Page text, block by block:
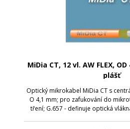
MiDia CT, 12 vl. AW FLEX,
plášť
Optický mikrokabel MiDia CT s
O 4,1 mm; pro zafukování do
tření; G.657 - definuje optická